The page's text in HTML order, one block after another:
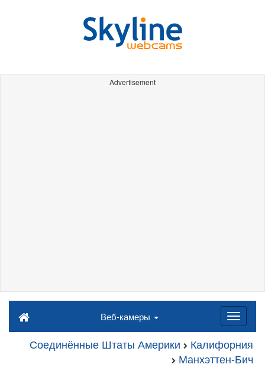
Advertisement
Веб-камеры
Соединённые Штаты Америки
Калифорния
Манхэттен-Бич